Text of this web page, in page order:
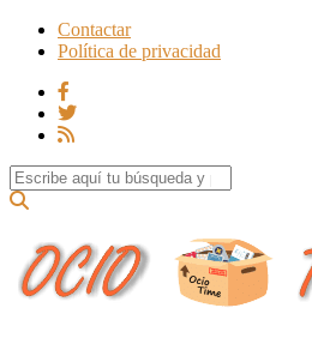
Contactar
Política de privacidad
Search for: